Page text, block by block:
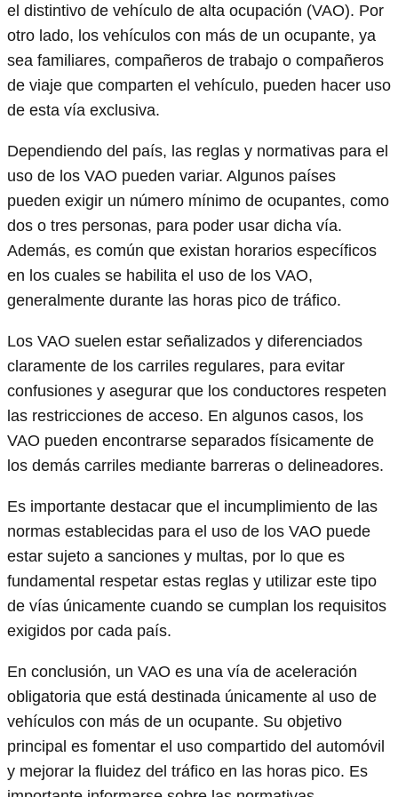
el distintivo de vehículo de alta ocupación (VAO). Por
otro lado, los vehículos con más de un ocupante, ya
sea familiares, compañeros de trabajo o compañeros
de viaje que comparten el vehículo, pueden hacer uso
de esta vía exclusiva.
Dependiendo del país, las reglas y normativas para el
uso de los VAO pueden variar. Algunos países
pueden exigir un número mínimo de ocupantes, como
dos o tres personas, para poder usar dicha vía.
Además, es común que existan horarios específicos
en los cuales se habilita el uso de los VAO,
generalmente durante las horas pico de tráfico.
Los VAO suelen estar señalizados y diferenciados
claramente de los carriles regulares, para evitar
confusiones y asegurar que los conductores respeten
las restricciones de acceso. En algunos casos, los
VAO pueden encontrarse separados físicamente de
los demás carriles mediante barreras o delineadores.
Es importante destacar que el incumplimiento de las
normas establecidas para el uso de los VAO puede
estar sujeto a sanciones y multas, por lo que es
fundamental respetar estas reglas y utilizar este tipo
de vías únicamente cuando se cumplan los requisitos
exigidos por cada país.
En conclusión, un VAO es una vía de aceleración
obligatoria que está destinada únicamente al uso de
vehículos con más de un ocupante. Su objetivo
principal es fomentar el uso compartido del automóvil
y mejorar la fluidez del tráfico en las horas pico. Es